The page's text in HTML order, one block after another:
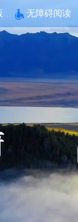
无障碍阅读